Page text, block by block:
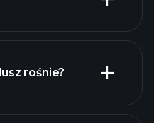
rośnie?